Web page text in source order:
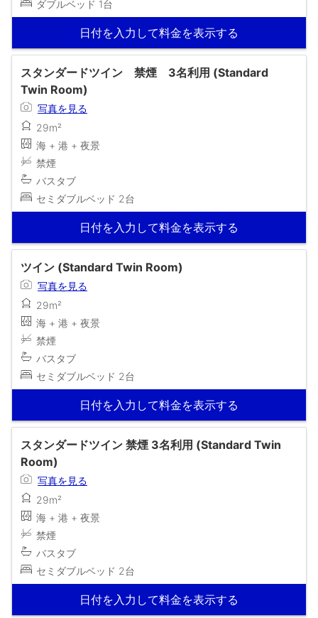
ダブルベッド 1台
日付を入力して料金を表示する
スタンダードツイン 禁煙 3名利用 (Standard
Twin Room)
写真を見る
29m²
海 + 港 + 夜景
禁煙
バスタブ
セミダブルベッド 2台
日付を入力して料金を表示する
ツイン (Standard Twin Room)
写真を見る
29m²
海 + 港 + 夜景
禁煙
バスタブ
セミダブルベッド 2台
日付を入力して料金を表示する
スタンダードツイン 禁煙 3名利用 (Standard Twin
Room)
写真を見る
29m²
海 + 港 + 夜景
禁煙
バスタブ
セミダブルベッド 2台
日付を入力して料金を表示する